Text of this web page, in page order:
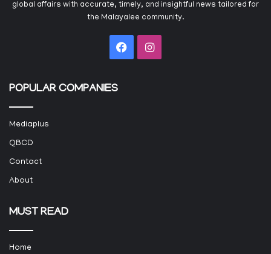
global affairs with accurate, timely, and insightful news tailored for
the Malayalee community.
FacebookInstagram
POPULAR COMPANIES
Mediaplus
QBCD
Contact
About
MUST READ
Home